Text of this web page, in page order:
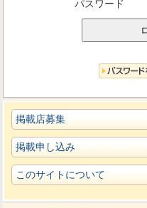
パスワード
掲載店募集
掲載申し込み
このサイトについて